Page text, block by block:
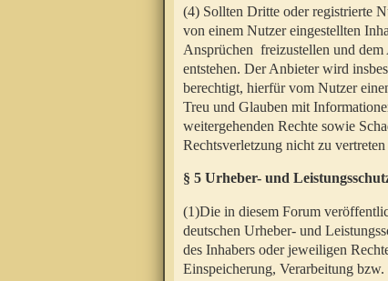
(4) Sollten Dritte oder registrierte
von einem Nutzer eingestellten
Ansprüchen freizustellen und dem
entstehen. Der Anbieter wird
berechtigt, hierfür vom Nutzer
Treu und Glauben mit
weitergehenden Rechte sowie
Rechtsverletzung nicht zu
§ 5 Urheber- und
(1)Die in diesem Forum
deutschen Urheber- und
des Inhabers oder jeweiligen
Einspeicherung, Verarbeitung